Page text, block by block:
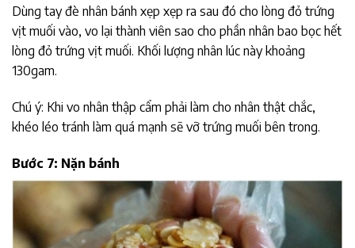
Dùng tay đè nhân bánh xẹp xẹp ra sau đó cho lòng đỏ trứng
vịt muối vào, vo lại thành viên sao cho phần nhân bao bọc hết
lòng đỏ trứng vịt muối. Khối lượng nhân lúc này khoảng
130gam.
Chú ý: Khi vo nhân thập cẩm phải làm cho nhân thật chắc,
khéo léo tránh làm quá mạnh sẽ vỡ trứng muối bên trong.
Bước 7: Nặn bánh